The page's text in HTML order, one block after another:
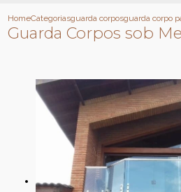
HomeCategoriasguarda corposguarda corpo
Guarda Corpos sob